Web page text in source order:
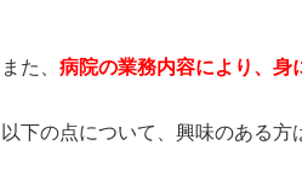
また、 病院の業務内容により、身
以下の点について、興味のある方